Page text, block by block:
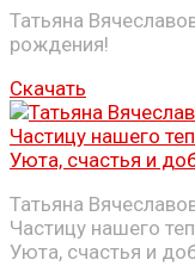
Татьяна
рождения!
Скачать
Татьяна
Частицу нашего
Уюта, счастья и